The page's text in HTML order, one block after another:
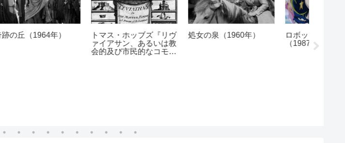
トマス・ホッブズ『リヴ
ァイアサン、あるいは教
会的及び市民的なコモン
処女の泉（1960年）
ロボットカーニバル
日野日